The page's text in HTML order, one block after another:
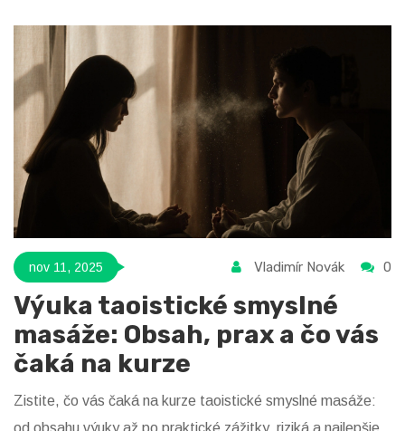
nov 11, 2025 Vladimír Novák 0
Výuka taoistické smyslné
masáže: Obsah, prax a čo vás
čaká na kurze
Zistite, čo vás čaká na kurze taoistické smyslné masáže: